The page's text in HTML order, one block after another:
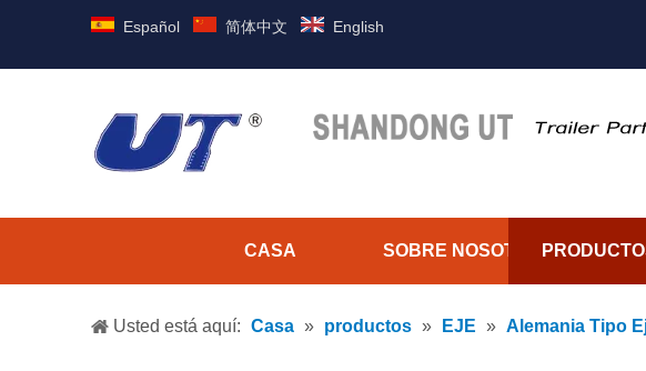
Español 简体中文 English
CASA SOBRE NOSOTROS
Usted está aquí: Casa » productos » EJE » Alemania Tipo